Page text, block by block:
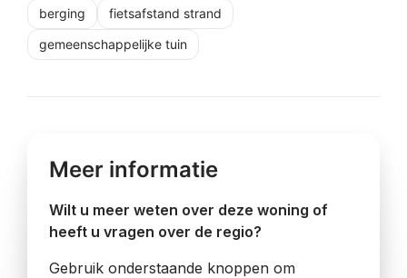
berging
fietsafstand strand
gemeenschappelijke tuin
Meer informatie
Wilt u meer weten over deze woning of
heeft u vragen over de regio?
Gebruik onderstaande knoppen om